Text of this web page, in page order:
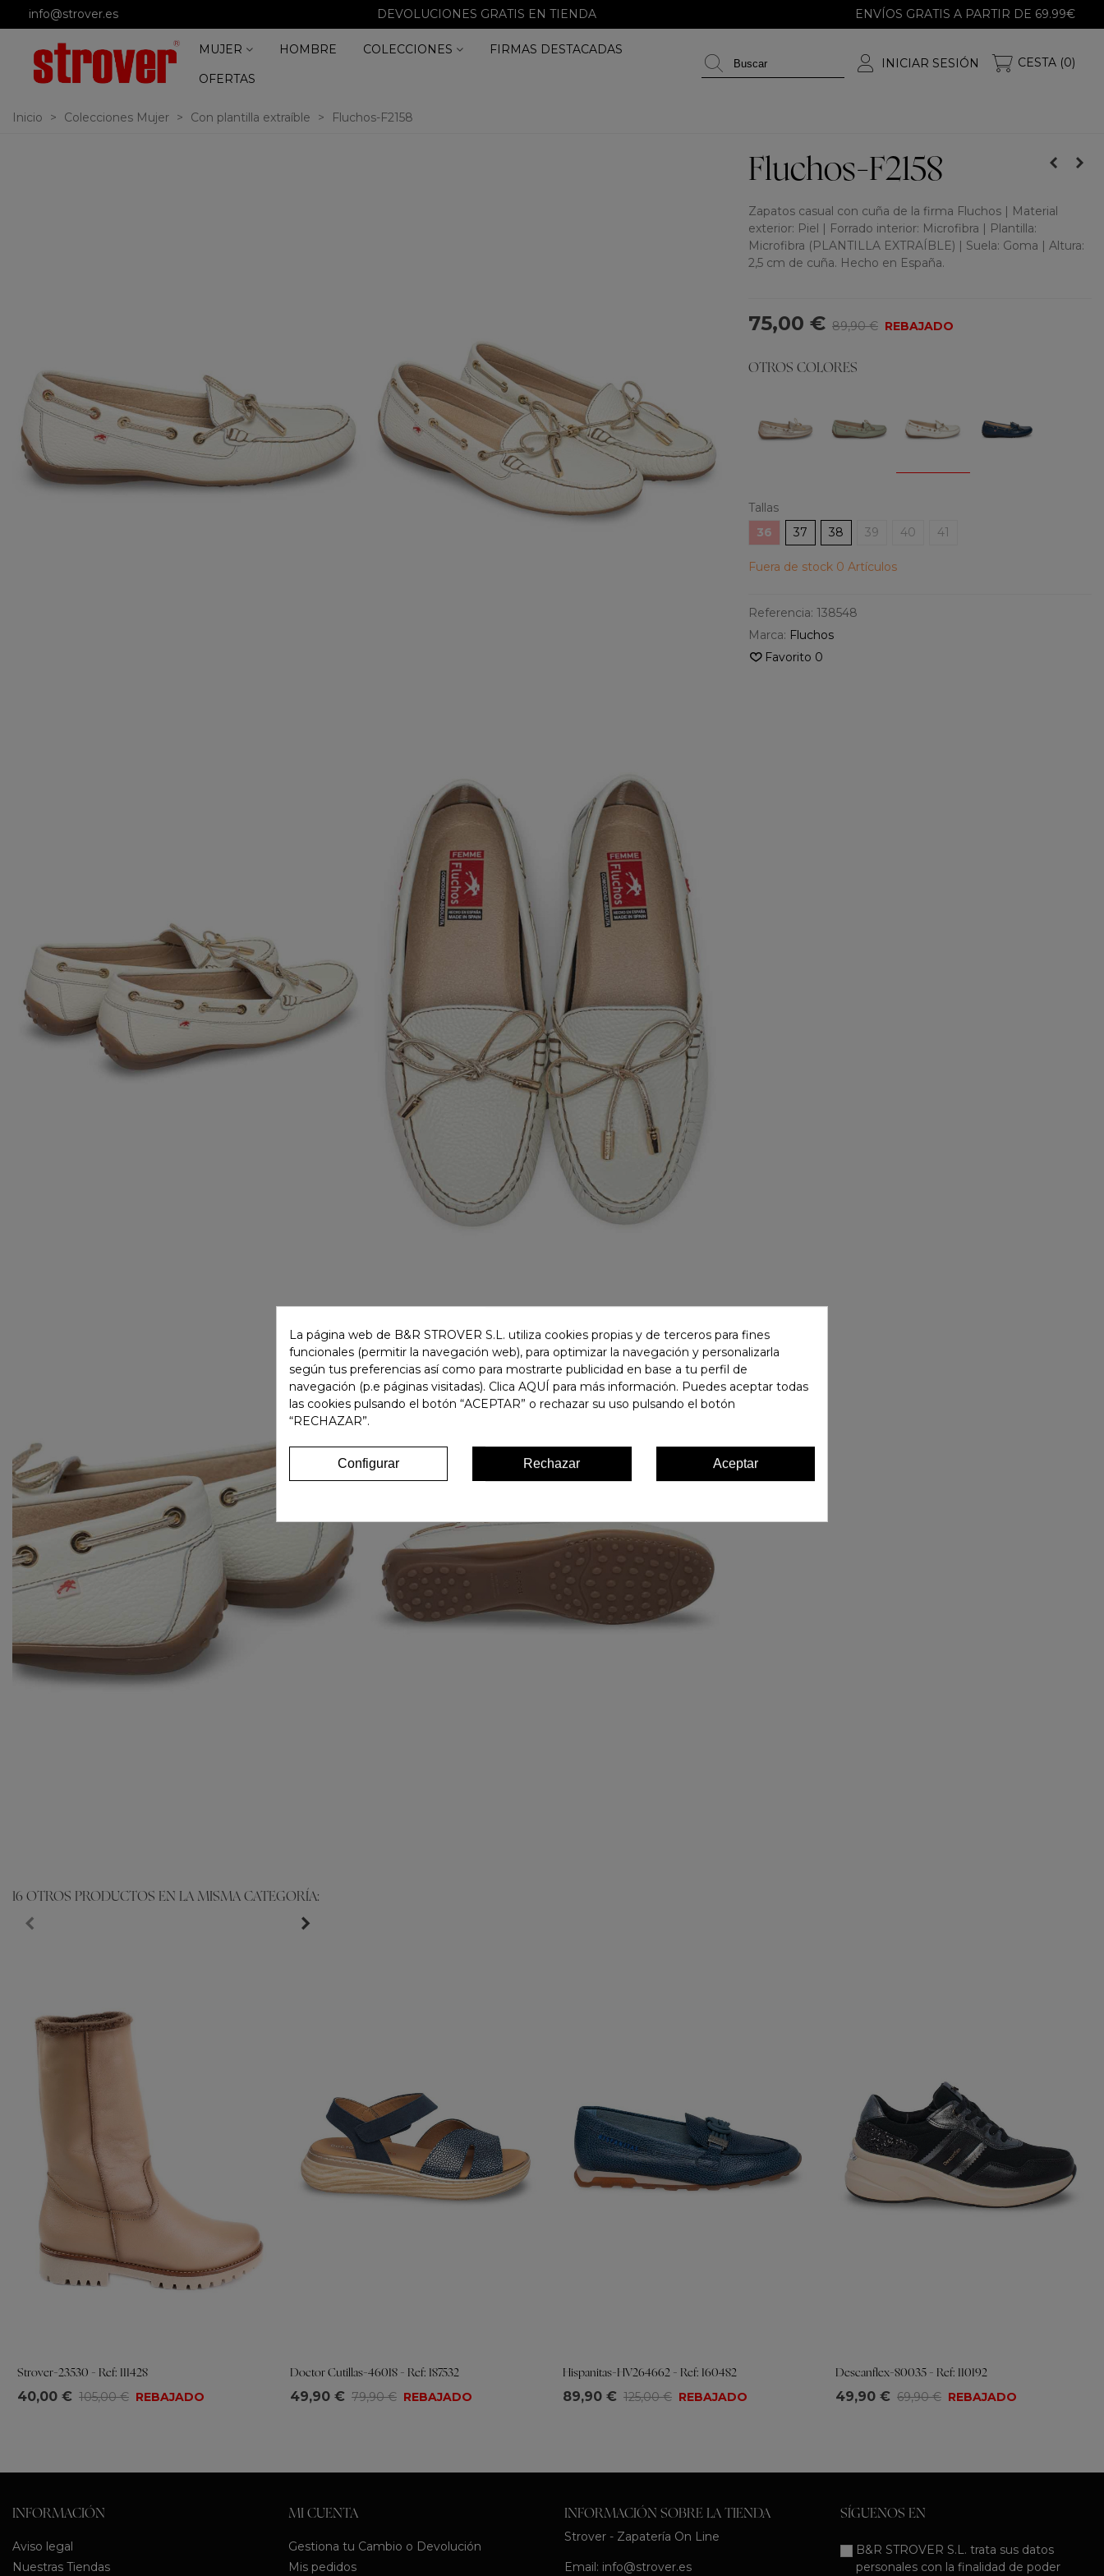
info@strover.es DEVOLUCIONES GRATIS EN TIENDA ENVÍOS GRATIS A PARTIR DE 69.99€
MUJER HOMBRE COLECCIONES
FIRMAS DESTACADAS
OFERTAS
INICIAR SESIÓN CESTA (0)
Inicio > Colecciones Mujer > Con plantilla extraíble > Fluchos-F2158
Fluchos-F2158
Zapatos casual con cuña de la firma Fluchos | Material
exterior: Piel | Forrado interior: Microfibra | Plantilla:
Microfibra (PLANTILLA EXTRAÍBLE) | Suela: Goma | Altura:
2,5 cm de cuña. Hecho en España.
75,00 € 89,90 € REBAJADO
OTROS COLORES
Tallas
36
37 38 39 40 41
Fuera de stock 0 Artículos
Referencia: 138548
Marca: Fluchos
Favorito 0
16 OTROS PRODUCTOS EN LA MISMA CATEGORÍA:
Tallas
Strover-23530 - Ref: 111428
40,00 € 105,00 € REBAJADO Tallas
Doctor Cutillas-46018 - Ref: 187532
49,90 € 79,90 € REBAJADO Tallas
Hispanitas-HV264662 - Ref: 160482
89,90 € 125,00 € REBAJADO Tallas
Descanflex-80035 - Ref: 110192
49,90 € 69,90 € REBAJADO
INFORMACIÓN
Aviso legal
Nuestras Tiendas
MI CUENTA
Gestiona tu Cambio o Devolución
Mis pedidos
INFORMACIÓN SOBRE LA TIENDA
Strover - Zapatería On Line
Email: info@strover.es
SÍGUENOS EN
B&R STROVER S.L. trata sus datos
personales con la finalidad de poder
La página web de B&R STROVER S.L. utiliza cookies propias y de terceros para fines
funcionales (permitir la navegación web), para optimizar la navegación y personalizarla
según tus preferencias así como para mostrarte publicidad en base a tu perfil de
navegación (p.e páginas visitadas). Clica AQUÍ para más información. Puedes aceptar todas
las cookies pulsando el botón “ACEPTAR” o rechazar su uso pulsando el botón
“RECHAZAR”.
Configurar Rechazar Aceptar